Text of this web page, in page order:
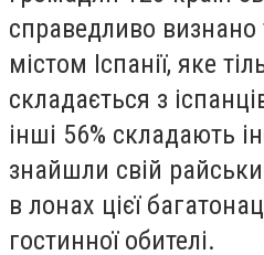
справедливо
містом Іспанії, яке
складається з
інші 56% складають
знайшли свій
в лонах цієї
гостинної обителі.